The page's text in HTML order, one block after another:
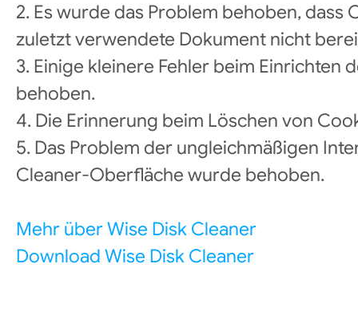
2. Es wurde das Problem behoben, dass
zuletzt verwendete Dokument nicht
3. Einige kleinere Fehler beim Einrichten
behoben.
4. Die Erinnerung beim Löschen von
5. Das Problem der ungleichmäßigen
Cleaner-Oberfläche wurde behoben.
Mehr über Wise Disk Cleaner
Download Wise Disk Cleaner